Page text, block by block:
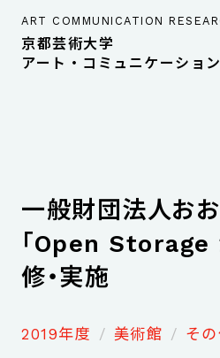
ART COMMUNICATION
京都芸術大学
アート・コミュニケーショ
一般財団法人お
「Open Storage
修・実施
2019年度 美術館 そ